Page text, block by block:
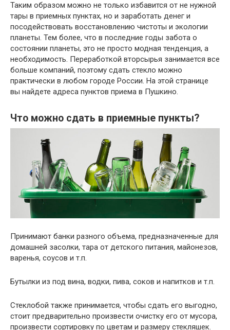
Таким образом можно не только избавится от не нужной
тары в приемных пунктах, но и заработать денег и
посодействовать восстановлению чистоты и экологии
планеты. Тем более, что в последние годы забота о
состоянии планеты, это не просто модная тенденция, а
необходимость. Переработкой вторсырья занимается все
больше компаний, поэтому сдать стекло можно
практически в любом городе России. На этой странице
вы найдете адреса пунктов приема в Пушкино.
Что можно сдать в приемные пункты?
Принимают банки разного объема, предназначенные для
домашней засолки, тара от детского питания, майонезов,
варенья, соусов и т.п.
Бутылки из под вина, водки, пива, соков и напитков и т.п.
Стеклобой также принимается, чтобы сдать его выгодно,
стоит предварительно произвести очистку его от мусора,
произвести сортировку по цветам и размеру стекляшек.